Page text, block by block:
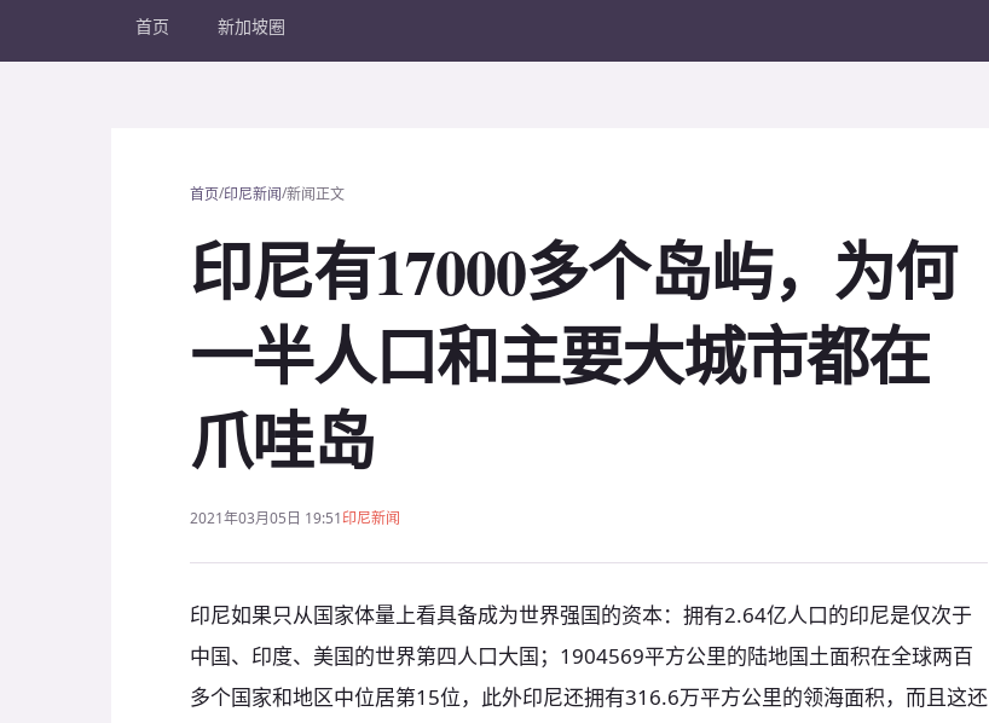
首页 新加坡圈
首页/印尼新闻/新闻正文
印尼有17000多个岛屿，为何
一半人口和主要大城市都在
爪哇岛
2021年03月05日 19:51印尼新闻
印尼如果只从国家体量上看具备成为世界强国的资本：拥有2.64亿人口的印尼是仅次于
中国、印度、美国的世界第四人口大国；1904569平方公里的陆地国土面积在全球两百
多个国家和地区中位居第15位，此外印尼还拥有316.6万平方公里的领海面积，而且这还